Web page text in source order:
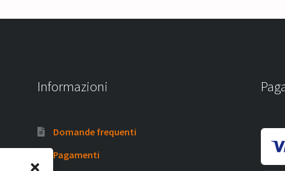
Informazioni
Domande frequenti
Pagamenti